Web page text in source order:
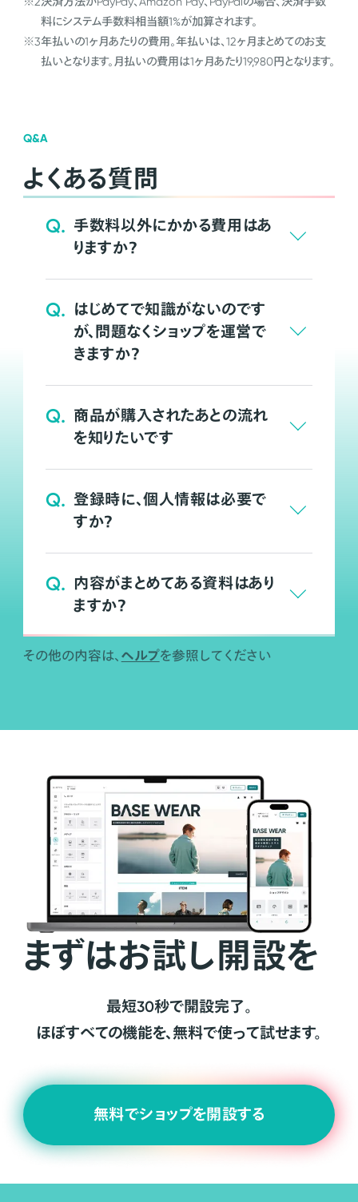
料にシステム手数料相当額1%が加算されます。
※3年払いの1ヶ月あたりの費用。年払いは、12ヶ月まとめてのお支
払いとなります。月払いの費用は1ヶ月あたり19,980円となります。
Q&A
よくある質問
Q. 手数料以外にかかる費用はあ
りますか？
Q. はじめてで知識がないのです
が、問題なくショップを運営で
きますか？
Q. 商品が購入されたあとの流れ
を知りたいです
Q. 登録時に、個人情報は必要で
すか？
Q. 内容がまとめてある資料はあり
ますか？
その他の内容は、 ヘルプを参照してください
まずはお試し開設を
最短30秒で開設完了。
ほぼすべての機能を、無料で使って試せます。
無料でショップを開設する